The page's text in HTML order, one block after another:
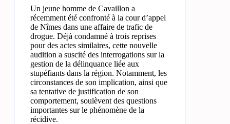
Un jeune homme de Cavaillon a
récemment été confronté à la cour d’appel
de Nîmes dans une affaire de trafic de
drogue. Déjà condamné à trois reprises
pour des actes similaires, cette nouvelle
audition a suscité des interrogations sur la
gestion de la délinquance liée aux
stupéfiants dans la région. Notamment, les
circonstances de son implication, ainsi que
sa tentative de justification de son
comportement, soulèvent des questions
importantes sur le phénomène de la
récidive.